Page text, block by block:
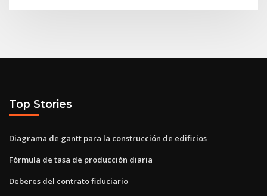
Top Stories
Diagrama de gantt para la construcción de edificios
Fórmula de tasa de producción diaria
Deberes del contrato fiduciario